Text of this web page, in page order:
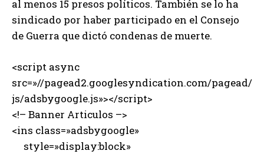
al menos 15 presos políticos. También se lo ha
sindicado por haber participado en el Consejo
de Guerra que dictó condenas de muerte.
<script async
src=»//pagead2.googlesyndication.com/pagead/
js/adsbygoogle.js»></script>
<!– Banner Articulos –>
<ins class=»adsbygoogle»
style=»display:block»